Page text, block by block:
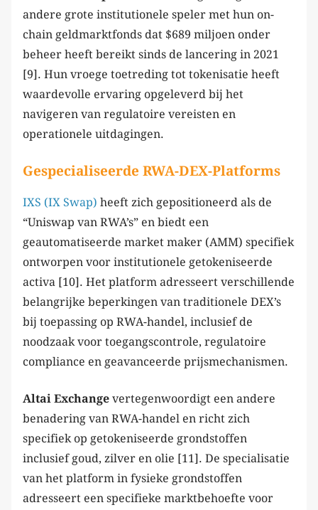
andere grote institutionele speler met hun on-
chain geldmarktfonds dat $689 miljoen onder
beheer heeft bereikt sinds de lancering in 2021
[9]. Hun vroege toetreding tot tokenisatie heeft
waardevolle ervaring opgeleverd bij het
navigeren van regulatoire vereisten en
operationele uitdagingen.
Gespecialiseerde RWA-DEX-Platforms
IXS (IX Swap) heeft zich gepositioneerd als de
“Uniswap van RWA’s” en biedt een
geautomatiseerde market maker (AMM) specifiek
ontworpen voor institutionele getokeniseerde
activa [10]. Het platform adresseert verschillende
belangrijke beperkingen van traditionele DEX’s
bij toepassing op RWA-handel, inclusief de
noodzaak voor toegangscontrole, regulatoire
compliance en geavanceerde prijsmechanismen.
Altai Exchange vertegenwoordigt een andere
benadering van RWA-handel en richt zich
specifiek op getokeniseerde grondstoffen
inclusief goud, zilver en olie [11]. De specialisatie
van het platform in fysieke grondstoffen
adresseert een specifieke marktbehoefte voor